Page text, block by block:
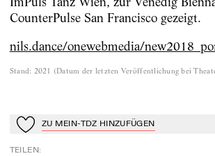
CounterPulse San Francisco gezeigt.
nils.dance/onewebmedia/
Stand: 2021 ( Datum der letzten Veröffentlichung bei
Zu Mein-TdZ hinzufügen
ZU MEIN-TDZ HINZUFÜGEN
TEILEN: